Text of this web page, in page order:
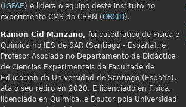
( IGFAE) e lidera o equipo deste instituto no
experimento CMS do CERN (ORCID).
Ramon Cid Manzano, foi catedrático de Fïsica e
Química no IES de SAR (Santiago - España), e
Profesor Asociado no Departamento de Didáctica
de Ciencias Experimentais da Facultade de
Educación da Universidad de Santiago (España),
ata o seu retiro en 2020. É licenciado en Física,
licenciado en Química, e Doutor pola Universidad